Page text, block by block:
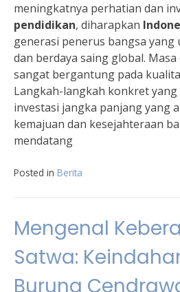
meningkatnya perhatian dan
pendidikan, diharapkan
generasi penerus bangsa
dan berdaya saing global. Masa
sangat bergantung pada
Langkah-langkah konkret yang
investasi jangka panjang yang
kemajuan dan kesejahteraan
mendatang
Posted in Berita
Mengenal
Satwa:
Burung